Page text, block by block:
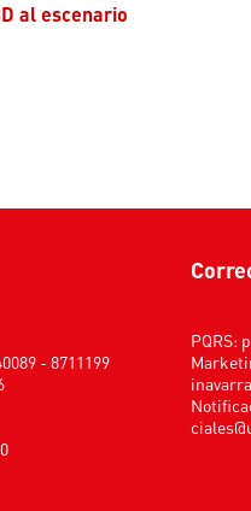
al escenario
- 8711199
PQRS: